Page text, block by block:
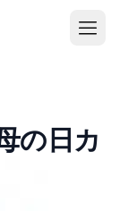
の日カ